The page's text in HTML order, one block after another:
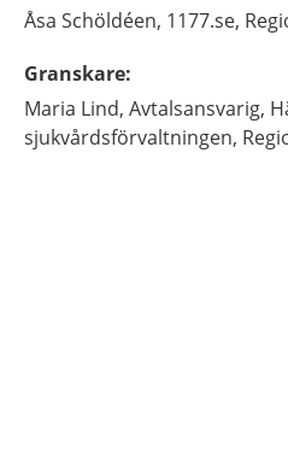
Åsa Schöldéen, 1177.se,
Granskare:
Maria Lind, Avtalsansvarig,
sjukvårdsförvaltningen,